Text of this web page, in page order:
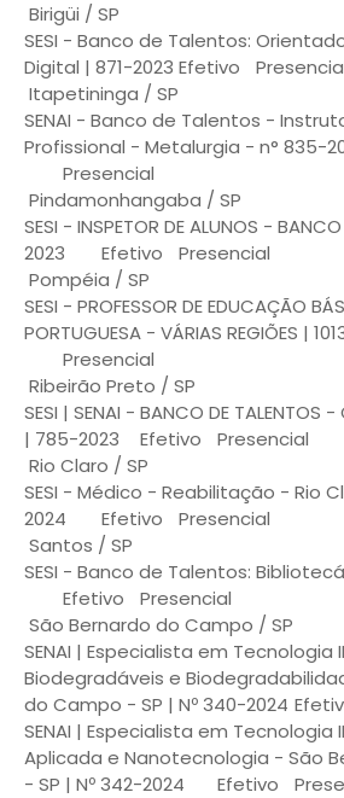
Birigüi / SP
SESI - Banco de Talentos:
Digital | 871-2023 Efetivo
Itapetininga / SP
SENAI - Banco de Talentos -
Profissional - Metalurgia - n° 835-
Presencial
Pindamonhangaba / SP
SESI - INSPETOR DE ALUNOS -
2023
Efetivo
Presencial
Pompéia / SP
SESI - PROFESSOR DE EDUCAÇÃO
PORTUGUESA - VÁRIAS REGIÕES |
Presencial
Ribeirão Preto / SP
SESI | SENAI - BANCO DE TALENTOS -
| 785-2023
Efetivo
Presencial
Rio Claro / SP
SESI - Médico - Reabilitação - Rio
2024
Efetivo
Presencial
Santos / SP
SESI - Banco de Talentos:
Efetivo
Presencial
São Bernardo do Campo / SP
SENAI | Especialista em Tecnologia
Biodegradáveis e
do Campo - SP | Nº 340-2024
SENAI | Especialista em Tecnologia
Aplicada e Nanotecnologia - São
- SP | Nº 342-2024
Efetivo